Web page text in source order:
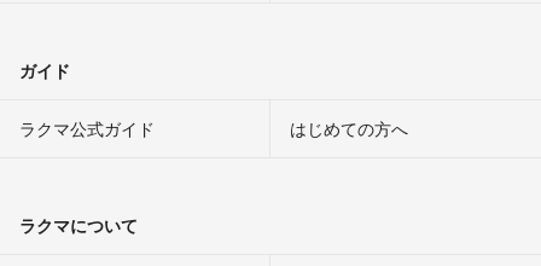
ガイド
ラクマ公式ガイド はじめての方へ
ラクマについて